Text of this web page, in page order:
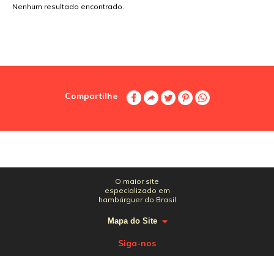
Nenhum resultado encontrado.
Compartilhe
O maior site
especializado em
hambúrguer do Brasil
Mapa do Site
Siga-nos